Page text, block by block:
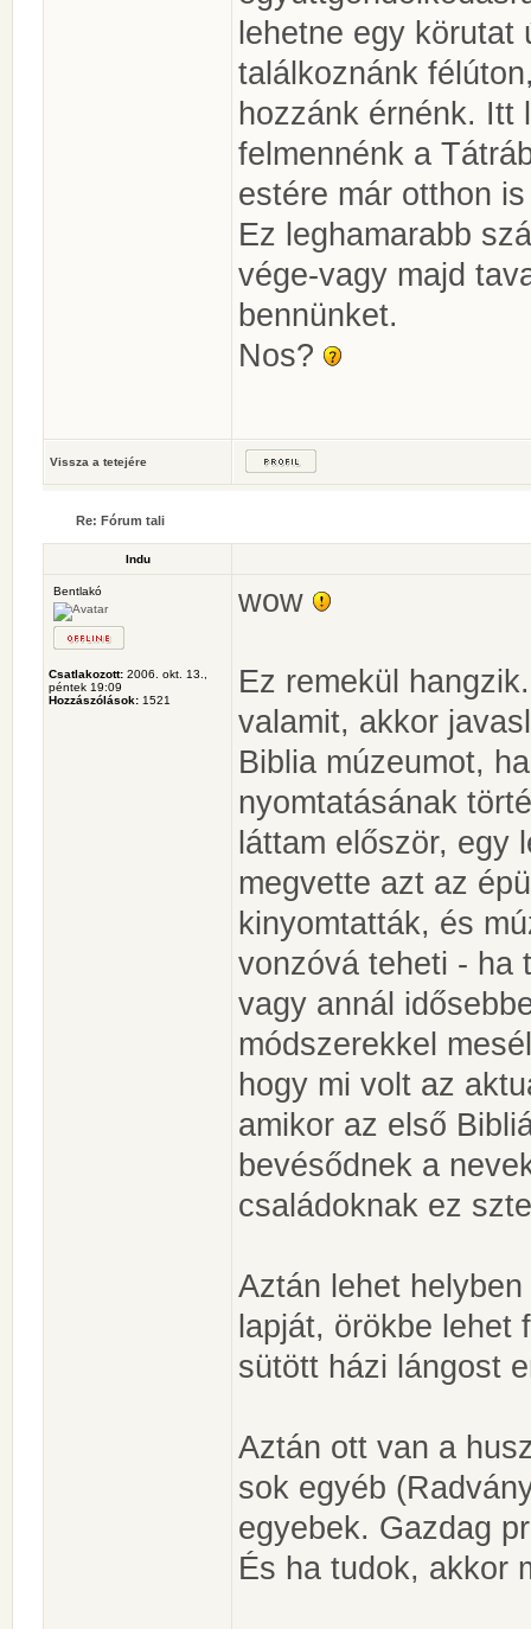
lehetne egy körutat
találkoznánk
hozzánk érnénk. Itt
felmennénk a
estére már otthon
Ez leghamarabb
vége-vagy majd
bennünket.
Nos?
Vissza a tetejére
Re: Fórum tali
Indu
Bentlakó
Csatlakozott: 2006. okt. 13.,
péntek 19:09
Hozzászólások: 1521
wow
Ez remekül
valamit, akkor
Biblia múzeumot,
nyomtatásának
láttam először, egy
megvette azt az
kinyomtatták, és
vonzóvá teheti - ha
vagy annál
módszerekkel
hogy mi volt az
amikor az első
bevésődnek a
családoknak ez
Aztán lehet
lapját, örökbe lehet
sütött házi lángost
Aztán ott van a
sok egyéb
egyebek. Gazdag
És ha tudok, akkor